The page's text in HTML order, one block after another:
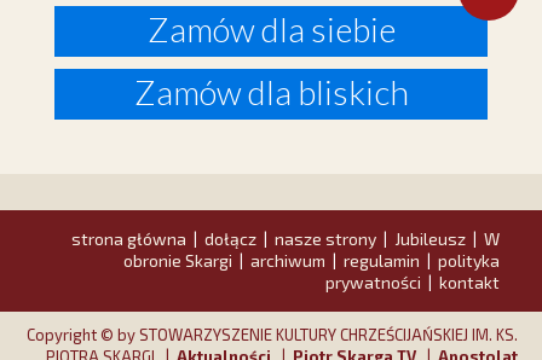
Zamów dla siebie
Zamów dla bliskich
strona główna dołącz nasze strony Jubileusz
W
obronie Skargi
archiwum regulamin
polityka
prywatności
kontakt
Copyright © by STOWARZYSZENIE KULTURY CHRZEŚCIJAŃSKIEJ IM. KS.